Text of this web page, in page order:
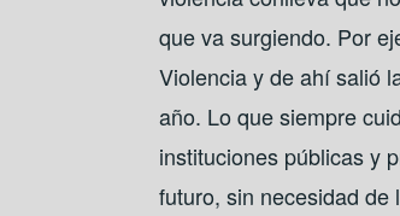
que va surgiendo. Por
Violencia y de ahí salió
año. Lo que siempre
instituciones públicas y
futuro, sin necesidad de